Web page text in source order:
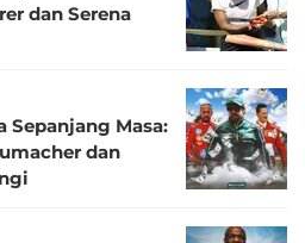
dan Serena
Sepanjang Masa:
dan